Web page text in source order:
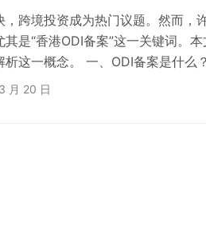
跨境投资成为热门议题。然而，
是“香港ODI备案”这一关键词。本
这一概念。 一、ODI备案是什么
Direct Investment）即“境外直接
月 20 日